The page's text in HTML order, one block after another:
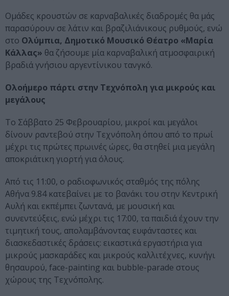
Ομάδες κρουστών σε καρναβαλικές διαδρομές θα μάς
παρασύρουν σε λάτιν και βραζιλιάνικους ρυθμούς, ενώ
στο Ολύμπια, Δημοτικό Μουσικό Θέατρο «Μαρία
Κάλλας» θα ζήσουμε μία καρναβαλική ατμοσφαιρική
βραδιά γνήσιου αργεντίνικου τανγκό.
Ολοήμερο πάρτι στην Τεχνόπολη για μικρούς και
μεγάλους
Το Σάββατο 25 Φεβρουαρίου, μικροί και μεγάλοι
δίνουν ραντεβού στην Τεχνόπολη όπου από το πρωί
μέχρι τις πρώτες πρωινές ώρες, θα στηθεί μια μεγάλη
αποκριάτικη γιορτή για όλους.
Από τις 11:00, ο ραδιοφωνικός σταθμός της πόλης
Αθήνα 9.84 κατεβαίνει με το βανάκι του στην Κεντρική
Αυλή και εκπέμπει ζωντανά, με μουσική και
συνεντεύξεις, ενώ μέχρι τις 17:00, τα παιδιά έχουν την
τιμητική τους, απολαμβάνοντας ευφάνταστες και
διασκεδαστικές δράσεις: εικαστικά εργαστήρια για
μικρούς μασκαράδες και μικρούς καλλιτέχνες, κυνήγι
θησαυρού, face-painting και bubble-parade στους
χώρους της Τεχνόπολης.